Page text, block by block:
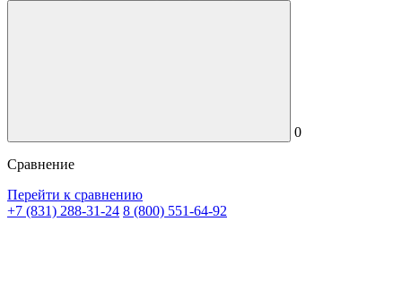
0
Сравнение
Перейти к сравнению
+7 (831) 288-31-24 8 (800) 551-64-92